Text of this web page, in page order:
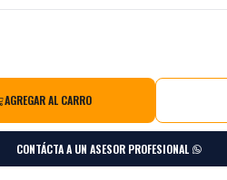
AGREGAR AL CARRO
CONTÁCTA A UN ASESOR PROFESIONAL